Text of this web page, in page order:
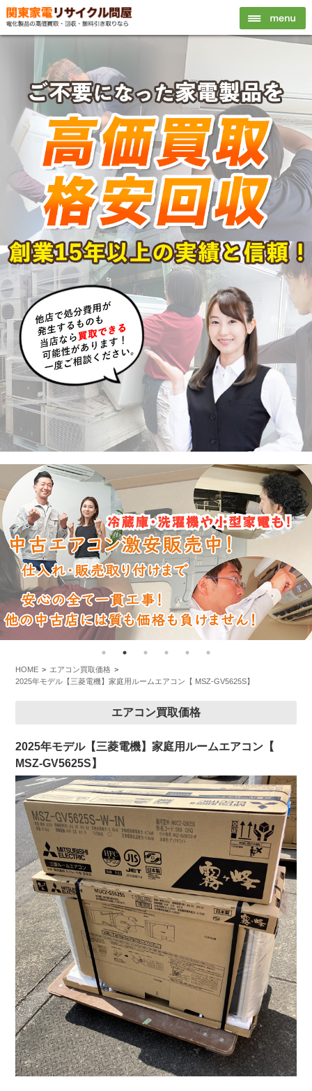
HOME
エアコン買取価格
2025年モデル【三菱電機】家庭用ルームエアコン【 MSZ-GV5625S】
エアコン買取価格
2025年モデル【三菱電機】家庭用ルームエアコン【
MSZ-GV5625S】